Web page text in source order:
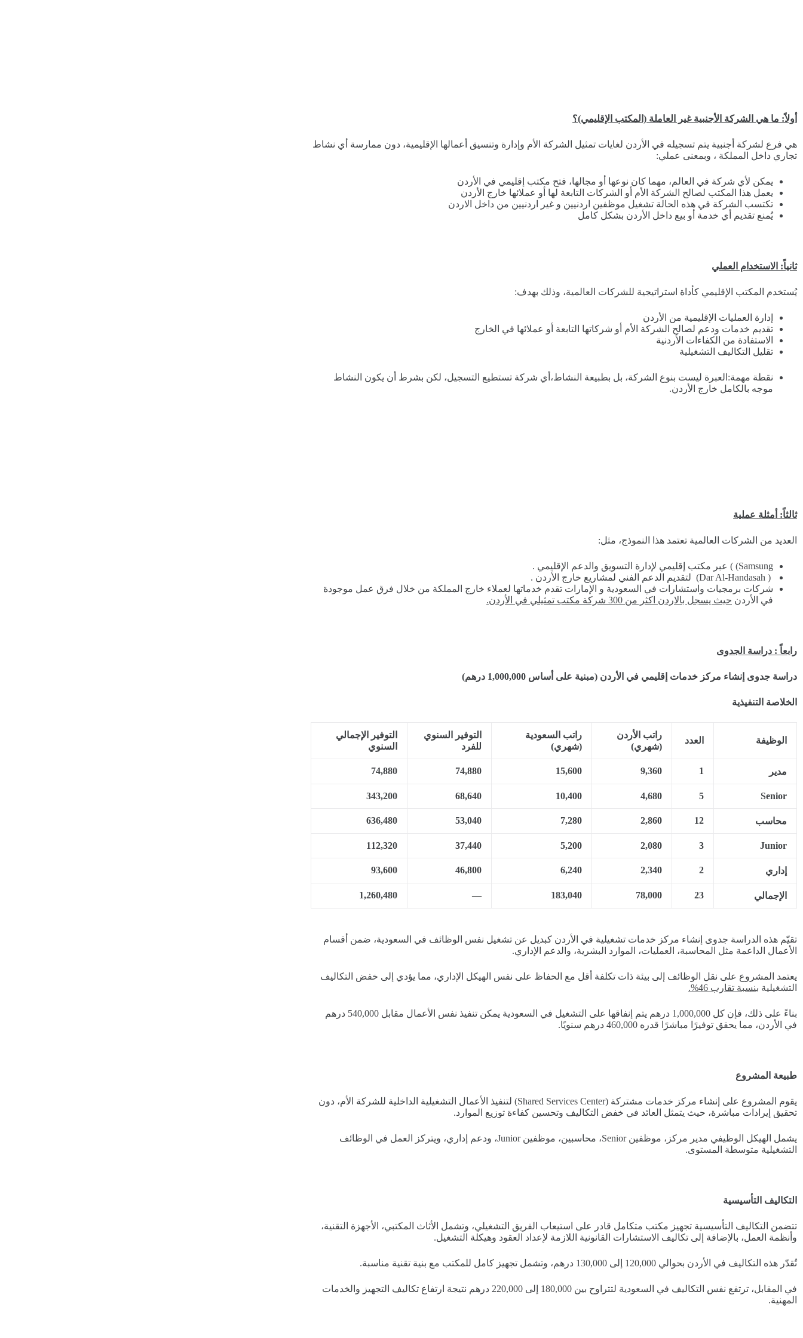
أولاً: ما هي الشركة الأجنبية غير العاملة (المكتب الإقليمي)؟
هي فرع لشركة أجنبية يتم تسجيله في الأردن لغايات تمثيل الشركة الأم وإدارة وتنسيق أعمالها الإقليمية، دون ممارسة أي نشاط
تجاري داخل المملكة ، وبمعنى عملي:
يمكن لأي شركة في العالم، مهما كان نوعها أو مجالها، فتح مكتب إقليمي في الأردن
يعمل هذا المكتب لصالح الشركة الأم أو الشركات التابعة لها أو عملائها خارج الأردن
تكتسب الشركة في هذه الحالة تشغيل موظفين اردنيين و غير اردنيين من داخل الاردن
يُمنع تقديم أي خدمة أو بيع داخل الأردن بشكل كامل
ثانياً: الاستخدام العملي
يُستخدم المكتب الإقليمي كأداة استراتيجية للشركات العالمية، وذلك بهدف:
إدارة العمليات الإقليمية من الأردن
تقديم خدمات ودعم لصالح الشركة الأم أو شركاتها التابعة أو عملائها في الخارج
الاستفادة من الكفاءات الأردنية
تقليل التكاليف التشغيلية
نقطة مهمة:العبرة ليست بنوع الشركة، بل بطبيعة النشاط،أي شركة تستطيع التسجيل، لكن بشرط أن يكون النشاط
موجه بالكامل خارج الأردن.
ثالثاً: أمثلة عملية
العديد من الشركات العالمية تعتمد هذا النموذج، مثل:
Samsung) ) عبر مكتب إقليمي لإدارة التسويق والدعم الإقليمي .
( Dar Al-Handasah) لتقديم الدعم الفني لمشاريع خارج الأردن .
شركات برمجيات واستشارات في السعودية و الإمارات تقدم خدماتها لعملاء خارج المملكة من خلال فرق عمل موجودة
في الأردن حيث يسجل بالاردن اكثر من 300 شركة مكتب تمثيلي في الأردن.
رابعاً : دراسة الجدوى
دراسة جدوى إنشاء مركز خدمات إقليمي في الأردن (مبنية على أساس 1,000,000 درهم)
الخلاصة التنفيذية
الوظيفة العدد
راتب الأردن
(شهري)
راتب السعودية
(شهري)
التوفير السنوي
للفرد
التوفير الإجمالي
السنوي
مدير 1
9,360
15,600
74,880
74,880
Senior
5
4,680
10,400
68,640
343,200
محاسب 12
2,860
7,280
53,040
636,480
Junior
3
2,080
5,200
37,440
112,320
إداري 2
2,340
6,240
46,800
93,600
الإجمالي 23
78,000
183,040
—
1,260,480
تقيّم هذه الدراسة جدوى إنشاء مركز خدمات تشغيلية في الأردن كبديل عن تشغيل نفس الوظائف في السعودية، ضمن أقسام
الأعمال الداعمة مثل المحاسبة، العمليات، الموارد البشرية، والدعم الإداري.
يعتمد المشروع على نقل الوظائف إلى بيئة ذات تكلفة أقل مع الحفاظ على نفس الهيكل الإداري، مما يؤدي إلى خفض التكاليف
التشغيلية بنسبة تقارب 46 %.
بناءً على ذلك، فإن كل 1,000,000 درهم يتم إنفاقها على التشغيل في السعودية يمكن تنفيذ نفس الأعمال مقابل 540,000 درهم
في الأردن، مما يحقق توفيرًا مباشرًا قدره 460,000 درهم سنويًا.
طبيعة المشروع
يقوم المشروع على إنشاء مركز خدمات مشتركة (Shared Services Center) لتنفيذ الأعمال التشغيلية الداخلية للشركة الأم، دون
تحقيق إيرادات مباشرة، حيث يتمثل العائد في خفض التكاليف وتحسين كفاءة توزيع الموارد.
يشمل الهيكل الوظيفي مدير مركز، موظفين Senior، محاسبين، موظفين Junior، ودعم إداري، ويتركز العمل في الوظائف
التشغيلية متوسطة المستوى.
التكاليف التأسيسية
تتضمن التكاليف التأسيسية تجهيز مكتب متكامل قادر على استيعاب الفريق التشغيلي، وتشمل الأثاث المكتبي، الأجهزة التقنية،
وأنظمة العمل، بالإضافة إلى تكاليف الاستشارات القانونية اللازمة لإعداد العقود وهيكلة التشغيل.
تُقدّر هذه التكاليف في الأردن بحوالي 120,000 إلى 130,000 درهم، وتشمل تجهيز كامل للمكتب مع بنية تقنية مناسبة.
في المقابل، ترتفع نفس التكاليف في السعودية لتتراوح بين 180,000 إلى 220,000 درهم نتيجة ارتفاع تكاليف التجهيز والخدمات
المهنية.